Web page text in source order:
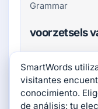
Grammar
voorzetsels
SmartWords
visitantes
conocimiento.
de análisis: tu